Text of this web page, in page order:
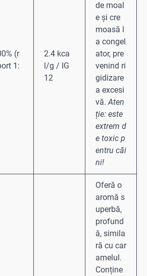
(r
1:
2.4 kca
l/g / IG
12
de moal
e și cre
moasă l
a congel
ator, pre
venind ri
gidizare
a excesi
vă.Aten
ție: este
extrem d
e toxic p
entru câi
ni!
Oferă o
aromă s
uperbă,
profund
ă, simila
ră cu car
amelul.
Conține